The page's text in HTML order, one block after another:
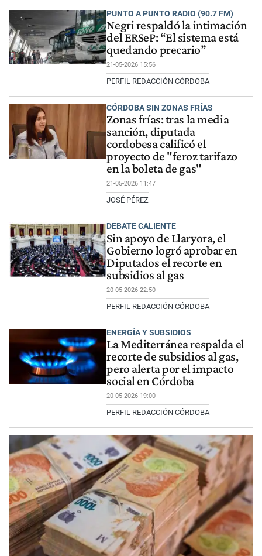
PUNTO A PUNTO RADIO (90.7 FM)
Negri respaldó la intimación
del ERSeP: “El sistema está
quedando precario”
21-05-2026 15:56
PERFIL REDACCIÓN CÓRDOBA
CÓRDOBA SIN ZONAS FRÍAS
Zonas frías: tras la media
sanción, diputada
cordobesa calificó el
proyecto de "feroz tarifazo
en la boleta de gas"
21-05-2026 11:47
JOSÉ PÉREZ
DEBATE CALIENTE
Sin apoyo de Llaryora, el
Gobierno logró aprobar en
Diputados el recorte en
subsidios al gas
20-05-2026 22:50
PERFIL REDACCIÓN CÓRDOBA
ENERGÍA Y SUBSIDIOS
La Mediterránea respalda el
recorte de subsidios al gas,
pero alerta por el impacto
social en Córdoba
20-05-2026 19:00
PERFIL REDACCIÓN CÓRDOBA